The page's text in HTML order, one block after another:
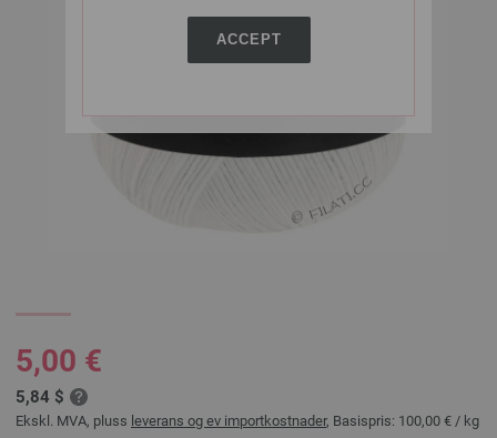
ACCEPT
5,00 €
5,84 $
Ekskl. MVA, pluss leverans og ev importkostnader, Basispris: 100,00 € / kg